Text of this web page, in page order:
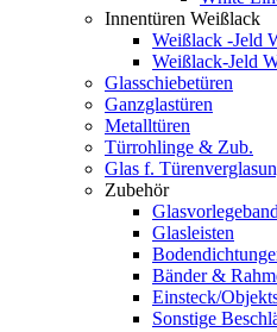
Innentüren Weißlack
Weißlack -Jeld
Weißlack-Jeld
Glasschiebetüren
Ganzglastüren
Metalltüren
Türrohlinge & Zub.
Glas f.
Zubehör
Glasvorlegeband
Glasleisten
Bänder &
Einsteck/
Sonstige